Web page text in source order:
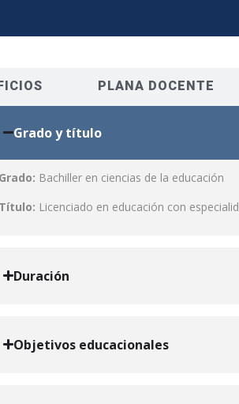
PLANA DOCENTE
Grado y título
Grado: Bachiller en ciencias de la educación
Título: Licenciado en educación con
Duración
Objetivos educacionales